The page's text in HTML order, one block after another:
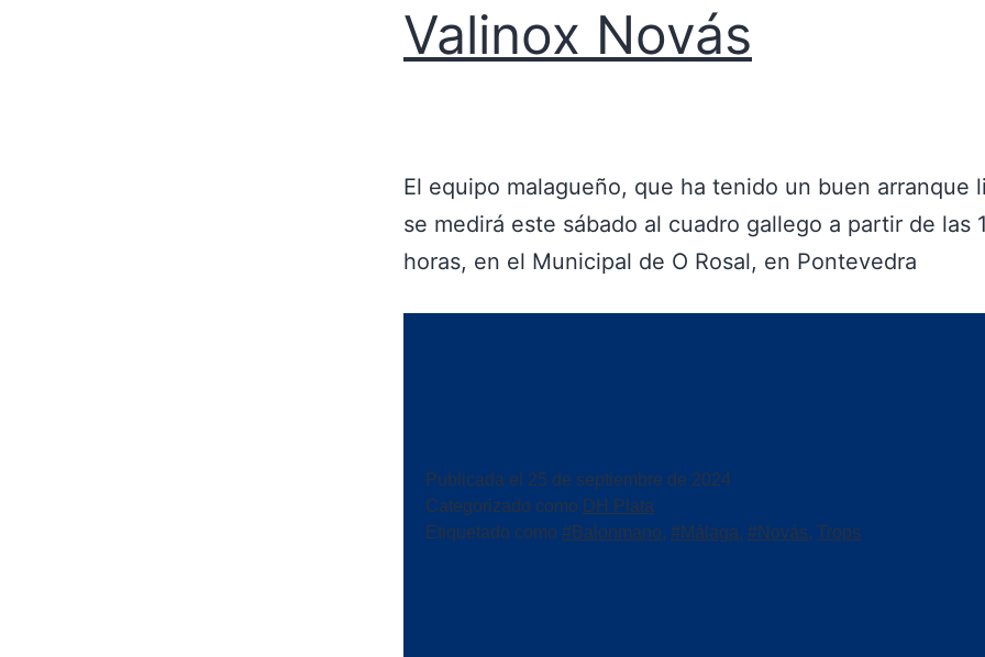
Valinox Novás
El equipo malagueño, que ha tenido un buen arranque
se medirá este sábado al cuadro gallego a partir de las
horas, en el Municipal de O Rosal, en Pontevedra
Publicada el 25 de septiembre de 2024
Categorizado como DH Plata
Etiquetado como #Balonmano, #Málaga, #Novás, Trops